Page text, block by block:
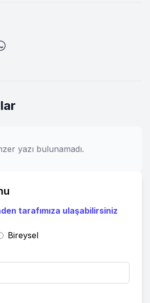
yazı bulunamadı.
tarafımıza ulaşabilirsiniz
Bireysel